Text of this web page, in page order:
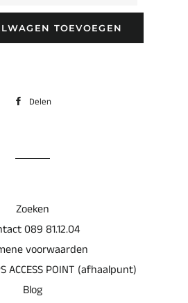
TOEVOEGEN
Delen
Zoeken
089 81.12.04
voorwaarden
ACCESS POINT (afhaalpunt)
Blog